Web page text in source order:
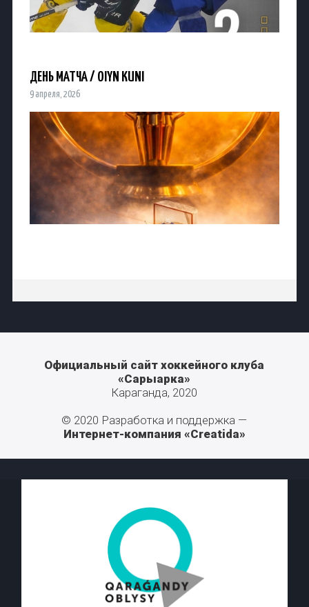
ДЕНЬ МАТЧА / OIYN KÚNI
9 апреля, 2026
Официальный сайт хоккейного клуба
«Сарыарка»
Караганда, 2020
© 2020 Разработка и поддержка —
Интернет-компания «Creatida»